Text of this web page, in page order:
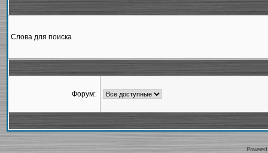
Слова для поиска
Форум: